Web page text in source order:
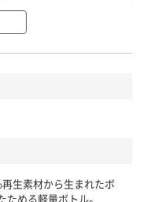
すい設計
環している
生素材から生まれたボ
ためる軽量ボトル。